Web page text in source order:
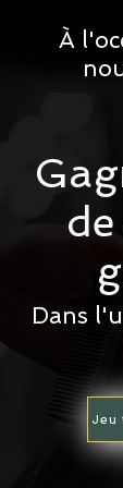
À
Dans
Jeu